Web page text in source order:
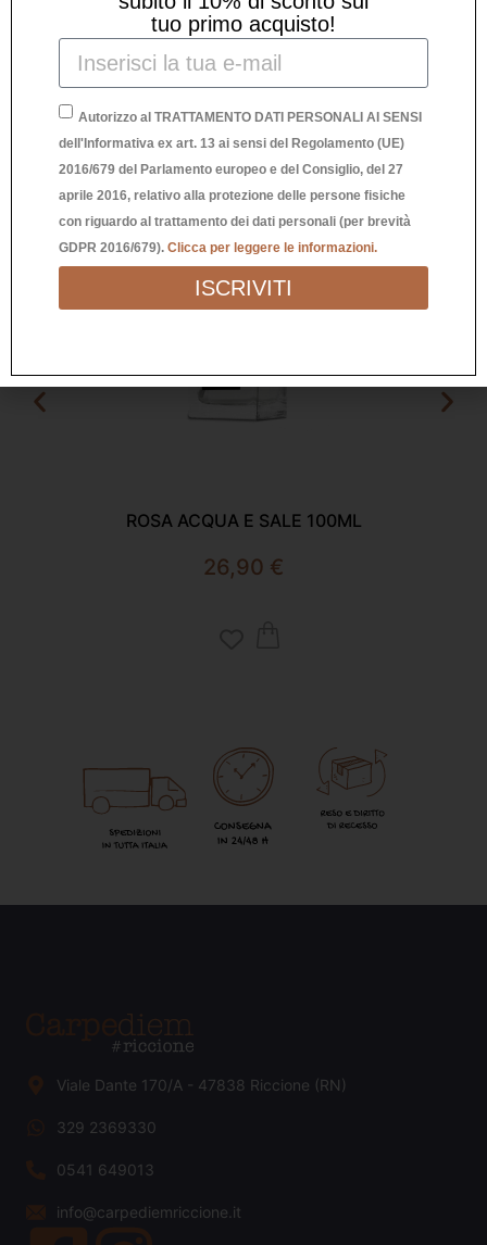
Prodotti Correlati
ROSA ACQUA E SALE 100ML
26,90 €
Viale Dante 170/A - 47838 Riccione (RN)
329 2369330
0541 649013
info@carpediemriccione.it
tuo primo acquisto!
Autorizzo al TRATTAMENTO DATI PERSONALI AI SENSI
dell'Informativa ex art. 13 ai sensi del Regolamento (UE)
2016/679 del Parlamento europeo e del Consiglio, del 27
aprile 2016, relativo alla protezione delle persone fisiche
con riguardo al trattamento dei dati personali (per brevità
GDPR 2016/679). Clicca per leggere le informazioni.
ISCRIVITI